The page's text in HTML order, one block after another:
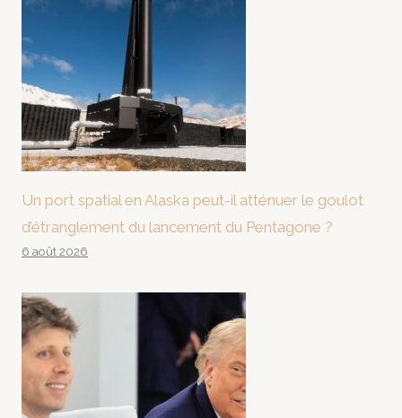
Un port spatial en Alaska peut-il atténuer le goulot
d’étranglement du lancement du Pentagone ?
6 août 2026